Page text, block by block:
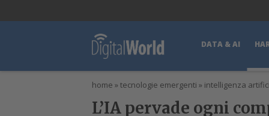
DATA & AI
home » tecnologie emergenti » intelligenza
L’IA pervade ogni